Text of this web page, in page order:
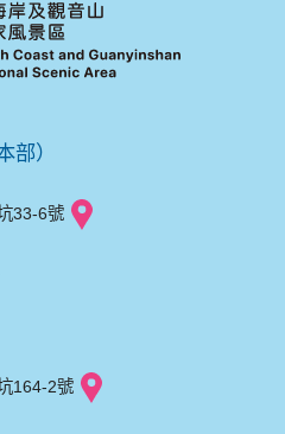
部）
33-6號
164-2號